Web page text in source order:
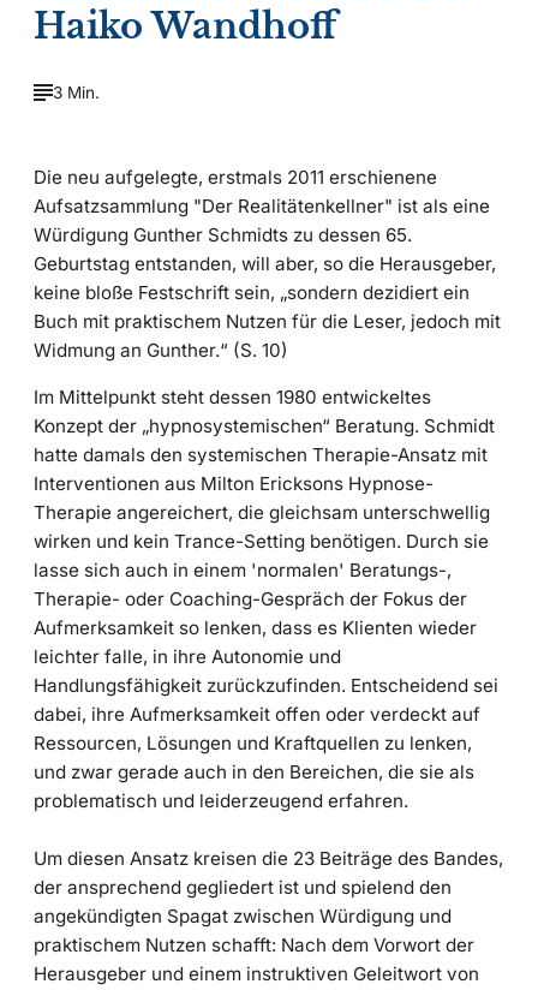
Haiko Wandhoff
3 Min.
Die neu aufgelegte, erstmals 2011 erschienene
Aufsatzsammlung "Der Realitätenkellner" ist als eine
Würdigung Gunther Schmidts zu dessen 65.
Geburtstag entstanden, will aber, so die Herausgeber,
keine bloße Festschrift sein, „sondern dezidiert ein
Buch mit praktischem Nutzen für die Leser, jedoch mit
Widmung an Gunther.“ (S. 10)
Im Mittelpunkt steht dessen 1980 entwickeltes
Konzept der „hypnosystemischen“ Beratung. Schmidt
hatte damals den systemischen Therapie-Ansatz mit
Interventionen aus Milton Ericksons Hypnose-
Therapie angereichert, die gleichsam unterschwellig
wirken und kein Trance-Setting benötigen. Durch sie
lasse sich auch in einem 'normalen' Beratungs-,
Therapie- oder Coaching-Gespräch der Fokus der
Aufmerksamkeit so lenken, dass es Klienten wieder
leichter falle, in ihre Autonomie und
Handlungsfähigkeit zurückzufinden. Entscheidend sei
dabei, ihre Aufmerksamkeit offen oder verdeckt auf
Ressourcen, Lösungen und Kraftquellen zu lenken,
und zwar gerade auch in den Bereichen, die sie als
problematisch und leiderzeugend erfahren.
Um diesen Ansatz kreisen die 23 Beiträge des Bandes,
der ansprechend gegliedert ist und spielend den
angekündigten Spagat zwischen Würdigung und
praktischem Nutzen schafft: Nach dem Vorwort der
Herausgeber und einem instruktiven Geleitwort von